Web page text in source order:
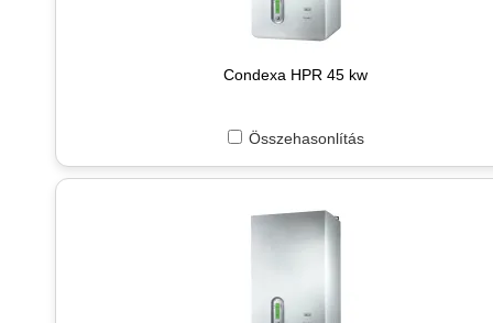
Condexa HPR 45 kw
Összehasonlítás